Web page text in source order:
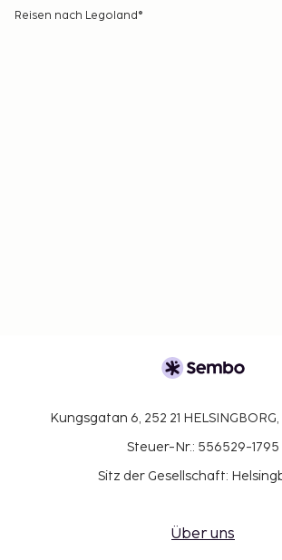
Reisen nach Legoland®
Kungsgatan 6, 252 21 HELSINGBORG,
Steuer-Nr.: 556529-1795
Sitz der Gesellschaft:
Über uns